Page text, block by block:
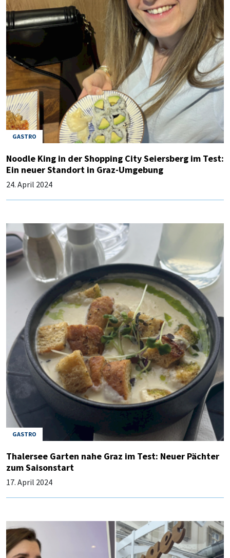
GASTRO
Noodle King in der Shopping City Seiersberg im Test:
Ein neuer Standort in Graz-Umgebung
24. April 2024
GASTRO
Thalersee Garten nahe Graz im Test: Neuer Pächter
zum Saisonstart
17. April 2024